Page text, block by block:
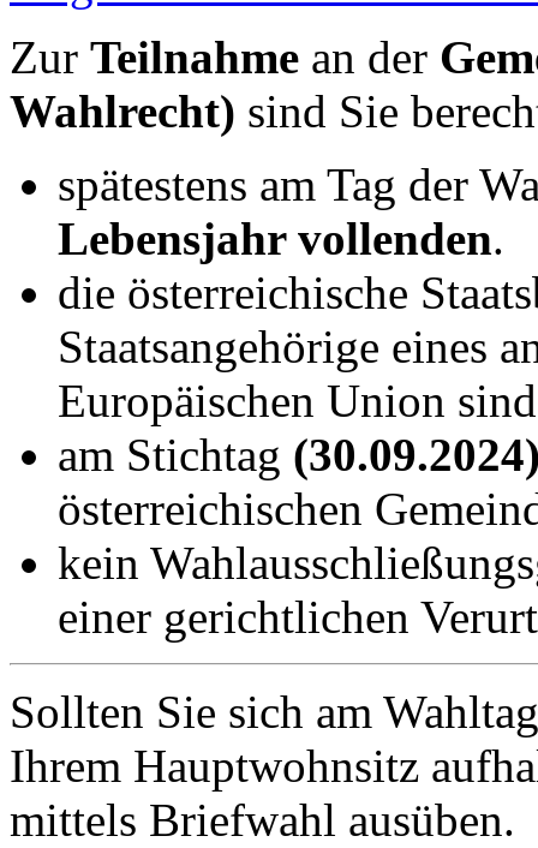
Zur Teilnahme an der
Wahlrecht) sind Sie
spätestens am Tag der
Lebensjahr vollenden.
die österreichische
Staatsangehörige eines
Europäischen Union sind
am Stichtag
österreichischen
kein
einer gerichtlichen
Sollten Sie sich am
Ihrem Hauptwohnsitz
mittels Briefwahl ausüben.